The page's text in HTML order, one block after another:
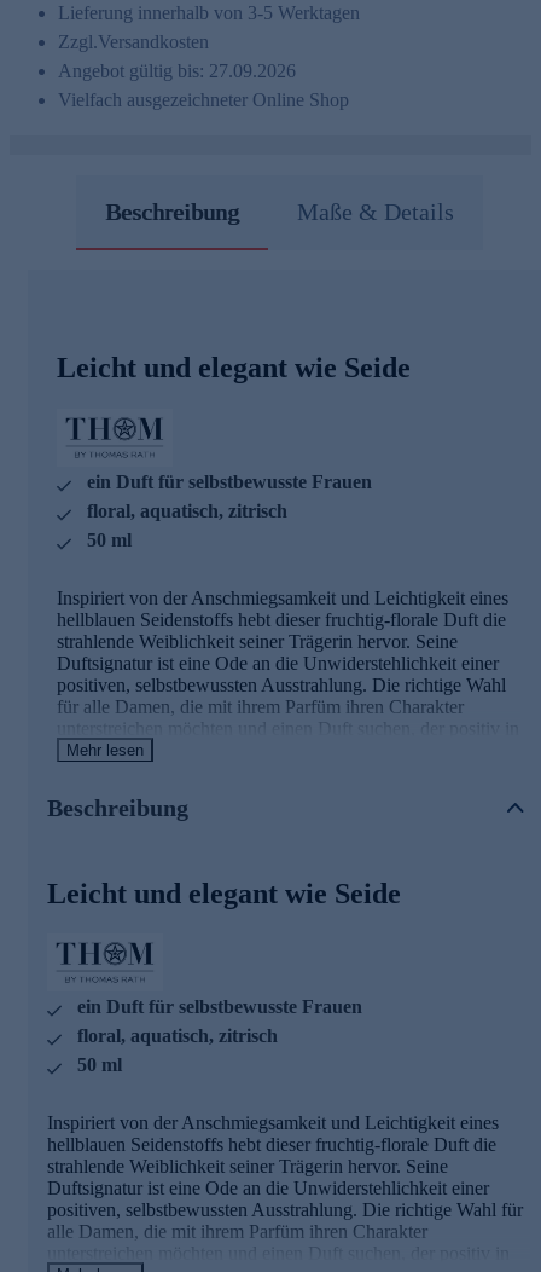
Lieferung innerhalb von 3-5 Werktagen
Zzgl.Versandkosten
Angebot gültig bis: 27.09.2026
Vielfach ausgezeichneter Online Shop
Beschreibung Maße & Details
Leicht und elegant wie Seide
ein Duft für selbstbewusste Frauen
floral, aquatisch, zitrisch
50 ml
Inspiriert von der Anschmiegsamkeit und Leichtigkeit eines
hellblauen Seidenstoffs hebt dieser fruchtig-florale Duft die
strahlende Weiblichkeit seiner Trägerin hervor. Seine
Duftsignatur ist eine Ode an die Unwiderstehlichkeit einer
positiven, selbstbewussten Ausstrahlung. Die richtige Wahl
für alle Damen, die mit ihrem Parfüm ihren Charakter
unterstreichen möchten und einen Duft suchen, der positiv in
Erinnerung bleibt.
Blue Silk - die Duft-Pyramide
werden den kräftigen Aromen eines saftigen Apfels die
zarten, floralen Nuancen von Maiglöckchen und Rose zur
mit Amber, Moschus und Zedernholz ausklingt.
Düfte von Thomas Rath
Thomas Rath möchte mit ausdrucksstarken Düften in
emotionale Welten entführen. Er hat mit seiner THOM by
wunderbar anschmiegen und einen WOW-Effekt haben. Die
Düfte überzeugen durch Hochwertigkeit und garantieren mit
einer Produktion made in Germany die höchsten
Qualitätsstandards.
Gleich online zugreifen.
Mehr lesen
Beschreibung
Leicht und elegant wie Seide
ein Duft für selbstbewusste Frauen
floral, aquatisch, zitrisch
50 ml
Inspiriert von der Anschmiegsamkeit und Leichtigkeit eines
hellblauen Seidenstoffs hebt dieser fruchtig-florale Duft die
strahlende Weiblichkeit seiner Trägerin hervor. Seine
Duftsignatur ist eine Ode an die Unwiderstehlichkeit einer
positiven, selbstbewussten Ausstrahlung. Die richtige Wahl für
alle Damen, die mit ihrem Parfüm ihren Charakter
unterstreichen möchten und einen Duft suchen, der positiv in